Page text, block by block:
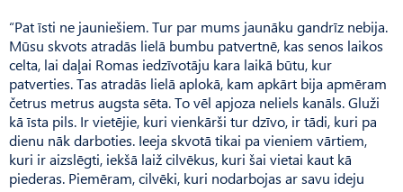
“Pat īsti ne jauniešiem. Tur par mums jaunāku gandrīz nebija.
Mūsu skvots atradās lielā bumbu patvertnē, kas senos laikos
celta, lai daļai Romas iedzīvotāju kara laikā būtu, kur
patverties. Tas atradās lielā aplokā, kam apkārt bija apmēram
četrus metrus augsta sēta. To vēl apjoza neliels kanāls. Gluži
kā īsta pils. Ir vietējie, kuri vienkārši tur dzīvo, ir tādi, kuri pa
dienu nāk darboties. Ieeja skvotā tikai pa vieniem vārtiem,
kuri ir aizslēgti, iekšā laiž cilvēkus, kuri šai vietai kaut kā
piederas. Piemēram, cilvēki, kuri nodarbojas ar savu ideju